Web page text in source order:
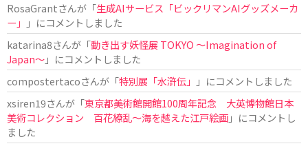
RosaGrantさんが「生成AIサービス「ビックリマンAIグッズメーカ
ー」
」にコメントしました
katarina8さんが「動き出す妖怪展 TOKYO 〜Imagination of
Japan〜」にコメントしました
compostertacoさんが「特別展「水滸伝」
」にコメントしました
xsiren19さんが「東京都美術館開館100周年記念 大英博物館日本
美術コレクション 百花繚乱～海を越えた江戸絵画」にコメントし
ました